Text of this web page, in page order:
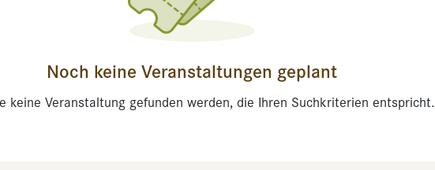
Noch keine Veranstaltungen geplant
keine Veranstaltung gefunden werden, die Ihren Suchkriterien entspricht.